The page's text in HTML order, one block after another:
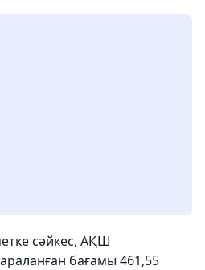
сәйкес, АҚШ
бағамы 461,55